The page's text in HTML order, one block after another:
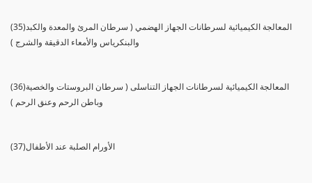
(35)المعالجة الكيميائية لسرطانات الجهاز الهضمي ( سرطان المرئ والمعدة والكبد
والبنكرياس والأمعاء الدقيقة والشرج )
(36)المعالجة الكيميائية لسرطانات الجهاز التناسلى ( سرطان البروستات والخصية
وباطن الرحم وعنق الرحم )
(37)الأورام الصلبة عند الأطفال